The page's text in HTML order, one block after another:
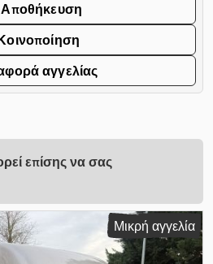
Αποθήκευση
αγγελίας
επίσης να σας
Μικρή αγγελία